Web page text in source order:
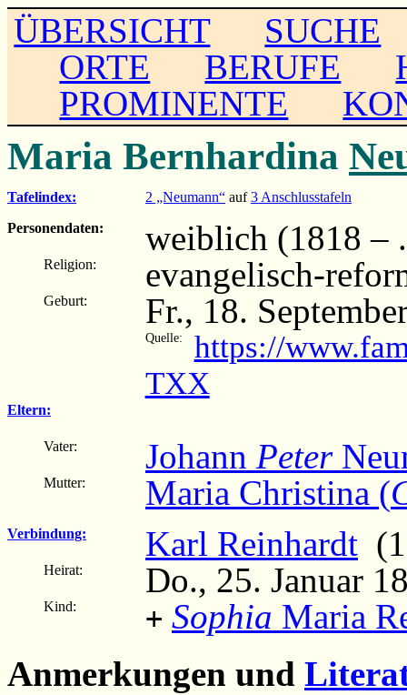
ÜBERSICHT
SUCHE
ORTE
BERUFE
PROMINENTE
Maria Bernhardina
Tafelindex: 2 „Neumann“ auf3 Anschlusstafeln
Personendaten:
weiblich (1818 –
Religion: evangelisch-
Geburt: Fr., 18.
Quelle:
https://
TXX
Eltern:
Vater: Johann Peter
Mutter: Maria Christina (
Verbindung: Karl Reinhardt
Heirat: Do., 25. Januar
Kind: + Sophia Maria
Anmerkungen und